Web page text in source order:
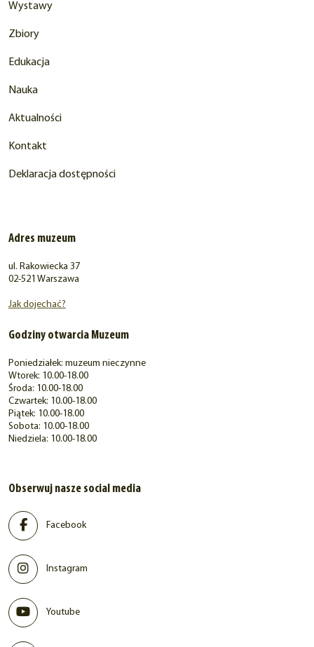
Wystawy
Zbiory
Edukacja
Nauka
Aktualności
Kontakt
Deklaracja dostępności
Adres muzeum
ul. Rakowiecka 37
02-521 Warszawa
Jak dojechać?
Godziny otwarcia Muzeum
Poniedziałek: muzeum nieczynne
Wtorek: 10.00-18.00
Środa: 10.00-18.00
Czwartek: 10.00-18.00
Piątek: 10.00-18.00
Sobota: 10.00-18.00
Niedziela: 10.00-18.00
Obserwuj nasze social media
Facebook
Instagram
Youtube